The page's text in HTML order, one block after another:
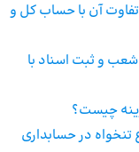
آن با حساب کل و
و ثبت اسناد با
چیست؟
تنخواه در حسابداری